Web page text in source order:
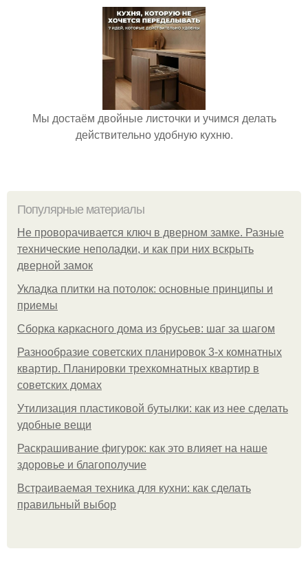
Мы достаём двойные листочки и учимся делать
действительно удобную кухню.
Популярные материалы
Не проворачивается ключ в дверном замке. Разные
технические неполадки, и как при них вскрыть
дверной замок
Укладка плитки на потолок: основные принципы и
приемы
Сборка каркасного дома из брусьев: шаг за шагом
Разнообразие советских планировок 3-х комнатных
квартир. Планировки трехкомнатных квартир в
советских домах
Утилизация пластиковой бутылки: как из нее сделать
удобные вещи
Раскрашивание фигурок: как это влияет на наше
здоровье и благополучие
Встраиваемая техника для кухни: как сделать
правильный выбор